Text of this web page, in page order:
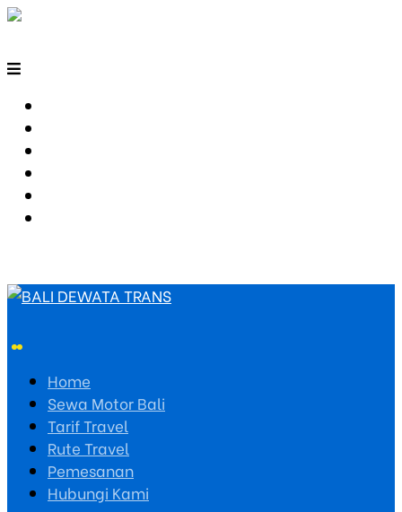
Home
Sewa Motor Bali
Tarif Travel
Rute Travel
Pemesanan
Hubungi Kami